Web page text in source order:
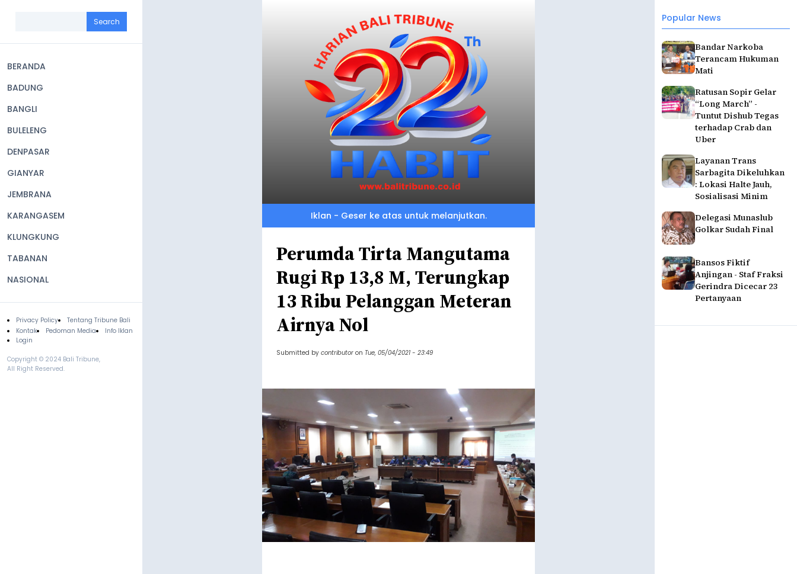
navigation
BERANDA
BADUNG
BANGLI
BULELENG
DENPASAR
GIANYAR
JEMBRANA
KARANGASEM
KLUNGKUNG
TABANAN
NASIONAL
Footer
Privacy Policy
Tentang Tribune Bali
Kontak
Pedoman Media
Info Iklan
Login
Copyright © 2024 Bali Tribune,
All Right Reserved.
Popular News
Bandar Narkoba
Terancam Hukuman
Mati
Ratusan Sopir Gelar
“Long March” -
Tuntut Dishub Tegas
terhadap Crab dan
Uber
Layanan Trans
Sarbagita Dikeluhkan
: Lokasi Halte Jauh,
Sosialisasi Minim
Delegasi Munaslub
Golkar Sudah Final
Bansos Fiktif
Anjingan - Staf Fraksi
Gerindra Dicecar 23
Pertanyaan
Iklan - Geser ke atas untuk melanjutkan.
Perumda Tirta Mangutama
Rugi Rp 13,8 M, Terungkap
13 Ribu Pelanggan Meteran
Airnya Nol
Submitted by contributor on Tue, 05/04/2021 - 23:49